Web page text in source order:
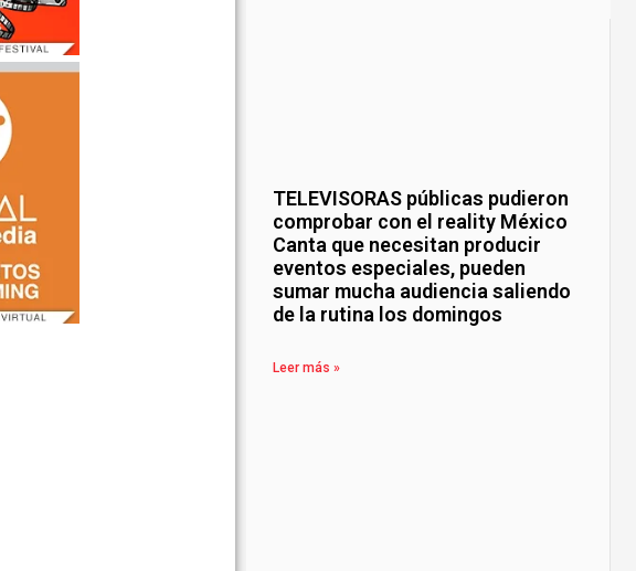
TELEVISORAS públicas pudieron
comprobar con el reality México
Canta que necesitan producir
eventos especiales, pueden
sumar mucha audiencia saliendo
de la rutina los domingos
Leer más »